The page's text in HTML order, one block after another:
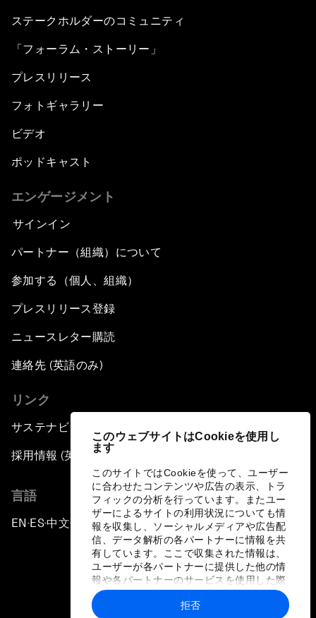
このウェブサイトはCookieを使用し
ます
このサイトではCookieを使って、ユーザー
に合わせたコンテンツや広告の表示、トラ
フィックの分析を行っています。またユー
ザーによるサイトの利用状況についても情
報を収集し、ソーシャルメディアや広告配
信、データ解析の各パートナーに情報を共
有しています。ここで収集された情報は、
ユーザーが各パートナーに提供した他の情
報や各パートナーのサービスを使用した際
に収集された情報と組み合わされ、各パー
トナーによって使用されることがありま
拒否
ステークホルダーのコミュニティ
「フォーラム・ストーリー」
プレスリリース
フォトギャラリー
ビデオ
ポッドキャスト
エンゲージメント
サインイン
パートナー（組織）について
参加する（個人、組織）
プレスリリース登録
ニュースレター購読
連絡先 (英語のみ)
リンク
サステナビリティへの取り組み
採用情報 (英語のみ)
言語
EN ▪ES▪中文▪ 日本語